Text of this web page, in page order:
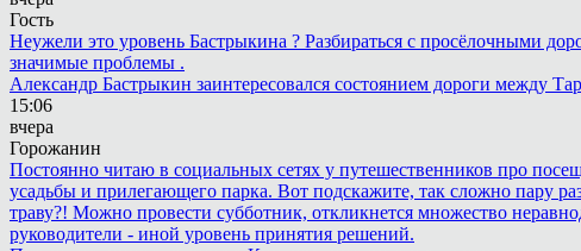
Гость
Неужели это уровень Бастрыкина ? Разбираться с просёлочными
значимые проблемы .
Александр Бастрыкин заинтересовался состоянием дороги между
15:06
вчера
Горожанин
Постоянно читаю в социальных сетях у путешественников про
усадьбы и прилегающего парка. Вот подскажите, так сложно пару
траву?! Можно провести субботник, откликнется множество
руководители - иной уровень принятия решений.